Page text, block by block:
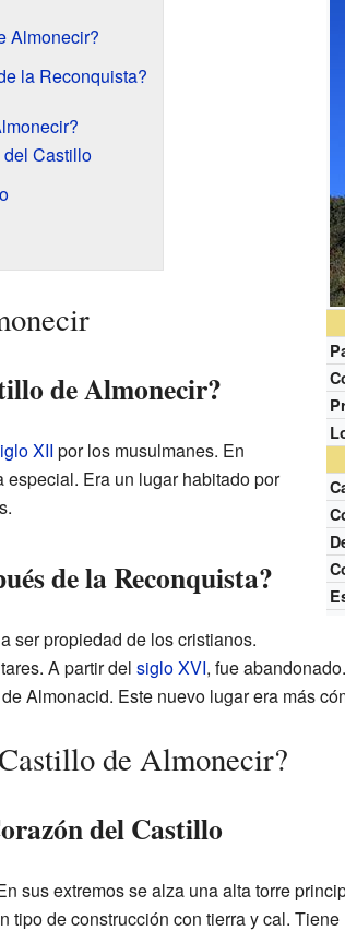
Almonecir?
la Reconquista?
Castillo
de Almonecir?
XII por los musulmanes. En
Era un lugar habitado por
de la Reconquista?
ser propiedad de los cristianos.
A partir del siglo XVI, fue
Almonacid. Este nuevo lugar era más
de Almonecir?
del Castillo
sus extremos se alza una alta torre
tipo de construcción con tierra y cal.